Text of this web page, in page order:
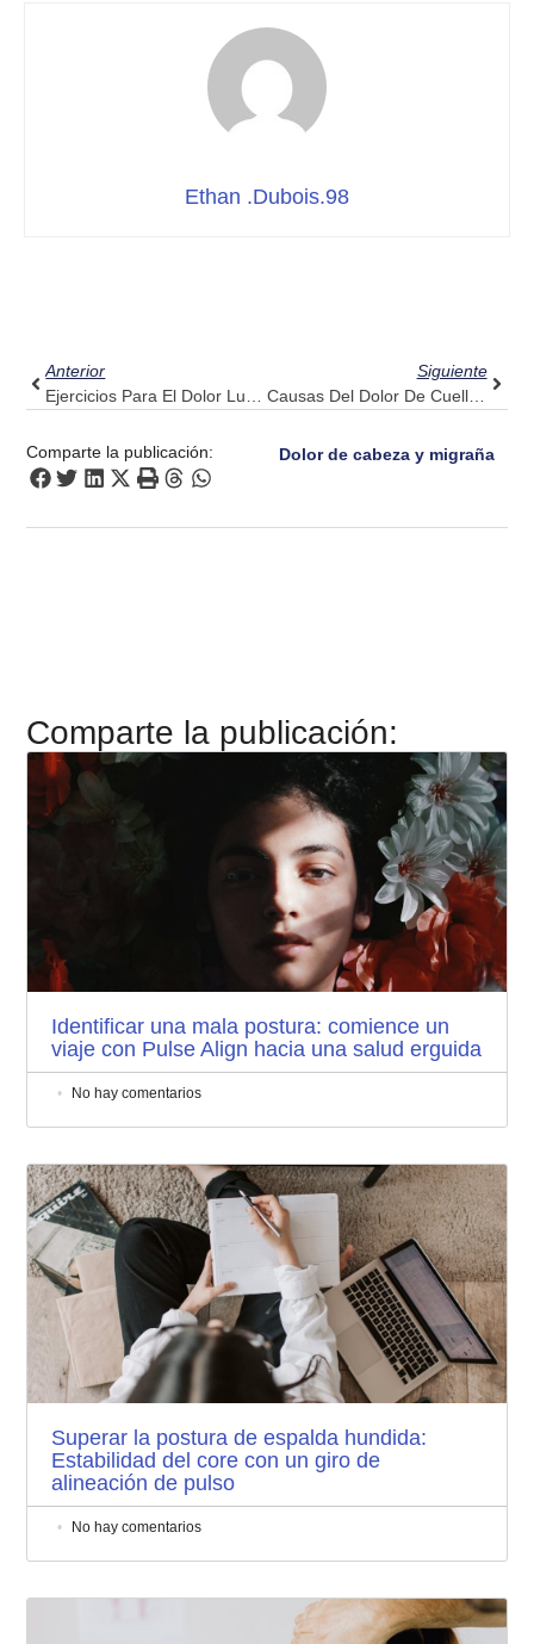
Ethan .Dubois.98
Anterior
Siguiente
Causas Del Dolor De Cuello Descifradas: Pruebe Pulse Align Para Obtener Más Información
Comparte la publicación: Dolor de cabeza y migraña
Comparte la publicación:
Identificar una mala postura: comience un
viaje con Pulse Align hacia una salud erguida
No hay comentarios
Superar la postura de espalda hundida:
Estabilidad del core con un giro de
alineación de pulso
No hay comentarios